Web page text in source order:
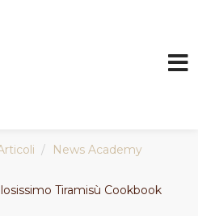
News Academy
Tiramisù Cookbook